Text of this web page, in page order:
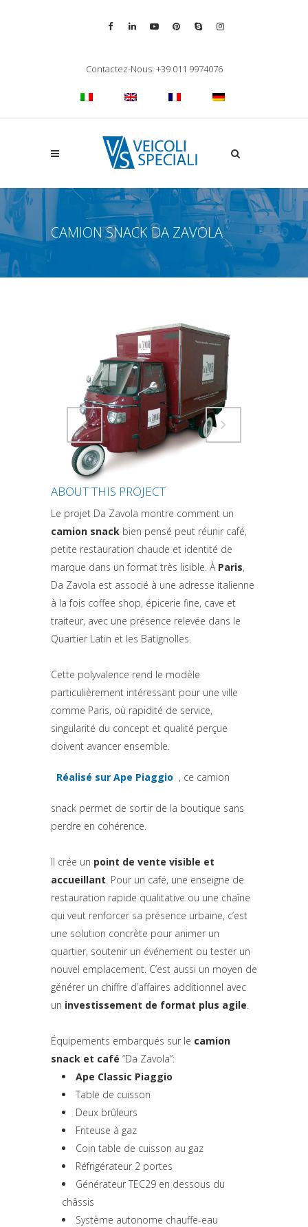
Contactez-Nous: +39 011 9974076
Apri la ricerca
CAMION SNACK DA ZAVOLA
Attiva comando
ABOUT THIS PROJECT
Le projet Da Zavola montre comment un
camion snack bien pensé peut réunir café,
petite restauration chaude et identité de
marque dans un format très lisible. À Paris,
Da Zavola est associé à une adresse italienne
à la fois coffee shop, épicerie fine, cave et
traiteur, avec une présence relevée dans le
Quartier Latin et les Batignolles.
Cette polyvalence rend le modèle
particulièrement intéressant pour une ville
comme Paris, où rapidité de service,
singularité du concept et qualité perçue
doivent avancer ensemble.
Réalisé sur Ape Piaggio
(si apre in una nuova scheda)
, ce camion
snack permet de sortir de la boutique sans
perdre en cohérence.
Il crée un point de vente visible et
accueillant. Pour un café, une enseigne de
restauration rapide qualitative ou une chaîne
qui veut renforcer sa présence urbaine, c’est
une solution concrète pour animer un
quartier, soutenir un événement ou tester un
nouvel emplacement. C’est aussi un moyen de
générer un chiffre d’affaires additionnel avec
un investissement de format plus agile.
Équipements embarqués sur le camion
snack et café “Da Zavola”:
Ape Classic Piaggio
Table de cuisson
Deux brûleurs
Friteuse à gaz
Coin table de cuisson au gaz
Réfrigérateur 2 portes
Générateur TEC29 en dessous du
châssis
Système autonome chauffe-eau